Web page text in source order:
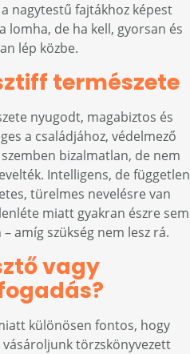
nagytestű fajtákhoz képest
lomha, de ha kell, gyorsan és
lép közbe.
természete
nyugodt, magabiztos és
a családjához, védelmező
bizalmatlan, de nem
Intelligens, de független
türelmes nevelésre van
miatt gyakran észre sem
amíg szükség nem lesz rá.
vagy
különösen fontos, hogy
törzskönyvezett